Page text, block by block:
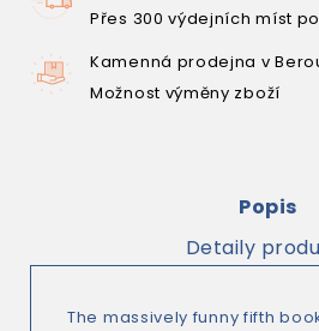
Přes 300 výdejních míst
Kamenná prodejna v
Možnost výměny zboží
Popis
Detaily
The massively funny fifth